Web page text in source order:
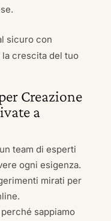
sicuro con
la crescita del tuo
Creazione
a
team di esperti
ogni esigenza.
mirati per
sappiamo